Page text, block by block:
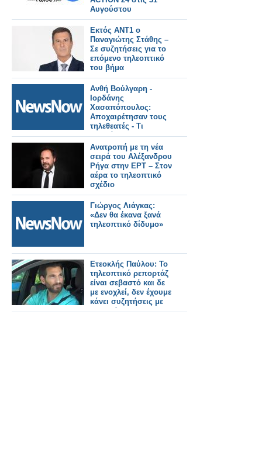
Αυγούστου
Εκτός ΑΝΤ1 ο
Παναγιώτης Στάθης –
Σε συζητήσεις για το
επόμενο τηλεοπτικό
του βήμα
Ανθή Βούλγαρη -
Ιορδάνης
Χασαπόπουλος:
Αποχαιρέτησαν τους
τηλεθεατές - Τι
αποκάλυψαν το
τηλεοπτικό τους
μέλλον;
Ανατροπή με τη νέα
σειρά του Αλέξανδρου
Ρήγα στην ΕΡΤ – Στον
αέρα το τηλεοπτικό
σχέδιο
Γιώργος Λιάγκας:
«Δεν θα έκανα ξανά
τηλεοπτικό δίδυμο»
Ετεοκλής Παύλου: Το
τηλεοπτικό ρεπορτάζ
είναι σεβαστό και δε
με ενοχλεί, δεν έχουμε
κάνει συζητήσεις με
το κανάλι